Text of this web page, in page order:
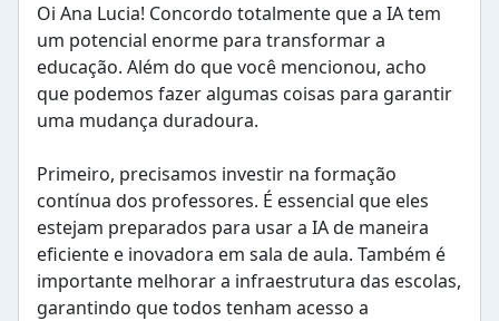
Oi Ana Lucia! Concordo totalmente que a IA tem
um potencial enorme para transformar a
educação. Além do que você mencionou, acho
que podemos fazer algumas coisas para garantir
uma mudança duradoura.
Primeiro, precisamos investir na formação
contínua dos professores. É essencial que eles
estejam preparados para usar a IA de maneira
eficiente e inovadora em sala de aula. Também é
importante melhorar a infraestrutura das escolas,
garantindo que todos tenham acesso a